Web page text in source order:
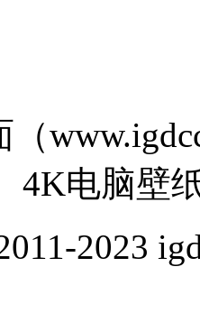
4K电脑壁
2023